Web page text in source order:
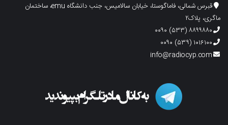
قبرس شمالی، فاماگوستا، خیابان سالامیس، جنب دانشگاه emu، ساختمان
ماگری، پلاک۲
۸۸۹۹۸۸۰ (۵۳۳) ۰۰۹۰
۱۰۱۶۱۰۰ (۵۳۹) ۰۰۹۰
info@radiocyp.com